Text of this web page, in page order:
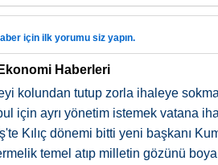
için ilk yorumu siz yapın.
Haberleri
kolundan tutup zorla ihaleye
için ayrı yönetim istemek vatana
Kılıç dönemi bitti yeni başkanı
temel atıp milletin gözünü